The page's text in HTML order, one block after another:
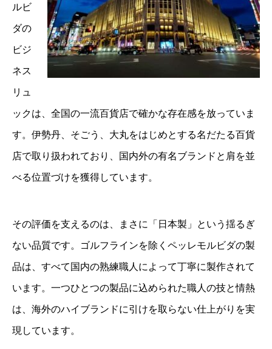
ルビ
ダの
ビジ
ネス
リュ
ックは、全国の一流百貨店で確かな存在感を放っていま
す。伊勢丹、そごう、大丸をはじめとする名だたる百貨
店で取り扱われており、国内外の有名ブランドと肩を並
べる位置づけを獲得しています。
その評価を支えるのは、まさに「日本製」という揺るぎ
ない品質です。ゴルフラインを除くペッレモルビダの製
品は、すべて国内の熟練職人によって丁寧に製作されて
います。一つひとつの製品に込められた職人の技と情熱
は、海外のハイブランドに引けを取らない仕上がりを実
現しています。